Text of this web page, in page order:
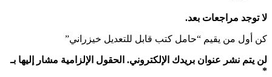
لا توجد مراجعات بعد.
كن أول من يقيم “‎حامل كتب قابل للتعديل‎ ‎خيزراني‎”
لن يتم نشر عنوان بريدك الإلكتروني. الحقول الإلزامية مشار إليها بـ
*